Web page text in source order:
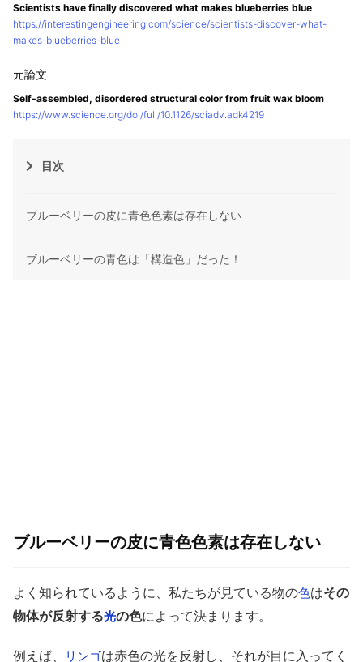
Scientists have finally discovered what makes blueberries blue
https://interestingengineering.com/science/scientists-discover-what-
makes-blueberries-blue
Self-assembled, disordered structural color from fruit wax bloom
https://www.science.org/doi/full/10.1126/sciadv.adk4219
目次
ブルーベリーの皮に青色色素は存在しない
ブルーベリーの青色は「構造色」だった！
ブルーベリーの皮に青色色素は存在しない
よく知られているように、私たちが見ている物の色はその
物体が反射する光の色によって決まります。
例えば、 リンゴは赤色の光を反射し、それが目に入ってく